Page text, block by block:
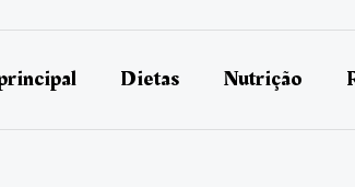
Dietas Nutrição